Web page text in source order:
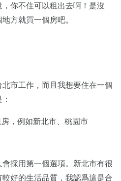
你不住可以租出去啊！是沒
方就買一個房吧。
市工作，而且我想要住在一個
，例如新北市、桃園市
採用第一個選項。新北市有很
好的生活品質，我認爲這是合